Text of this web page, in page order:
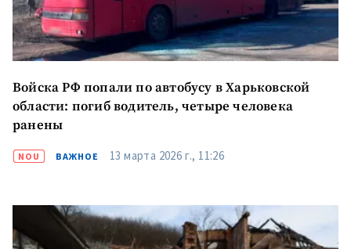
Войска РФ попали по автобусу в Харьковской
области: погиб водитель, четыре человека
ранены
NOU ВАЖНОЕ 13 марта 2026 г., 11:26